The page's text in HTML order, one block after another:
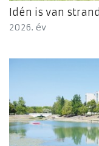
Idén is van
2026. év